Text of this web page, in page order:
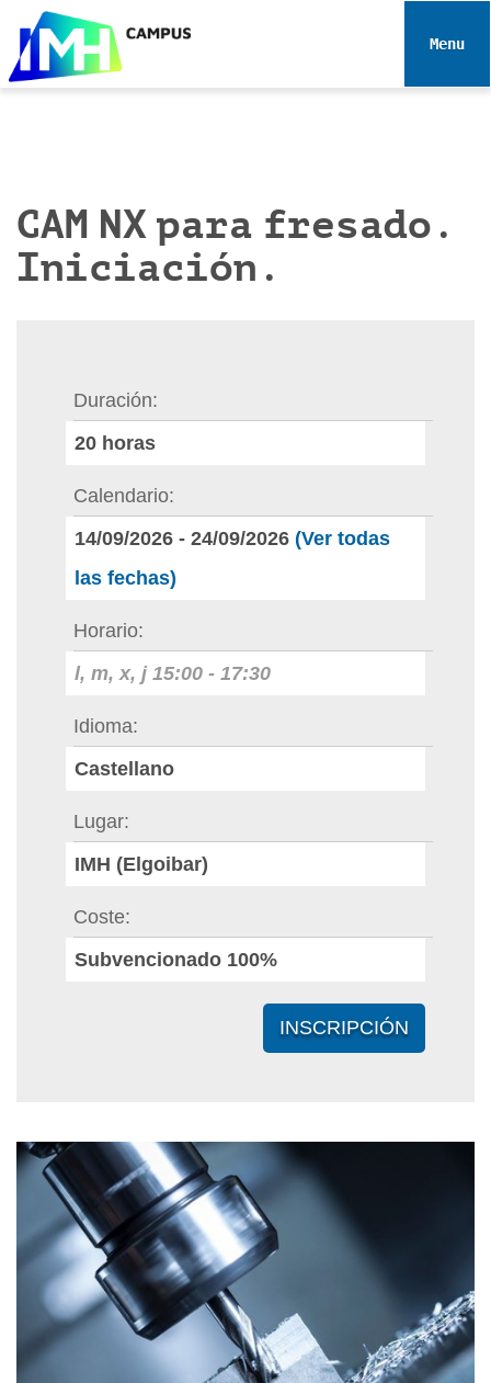
e
Toggle
CAM NX para fresado.
Iniciación.
Duración
20 horas
Calendario
14/09/2026 - 24/09/2026 (Ver todas
las fechas)
Horario
l, m, x, j 15:00 - 17:30
Idioma
Castellano
Lugar
IMH (Elgoibar)
Coste
Subvencionado 100%
INSCRIPCIÓN